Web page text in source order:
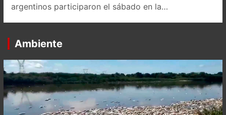
argentinos participaron el sábado en la…
Ambiente